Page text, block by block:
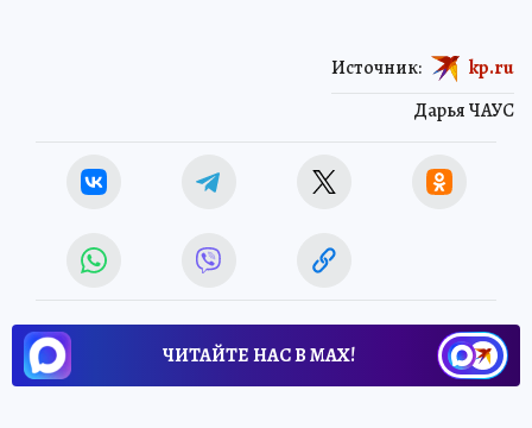
Дарья ЧАУС
Источник: kp.ru
ЧИТАЙТЕ НАС В МАХ!